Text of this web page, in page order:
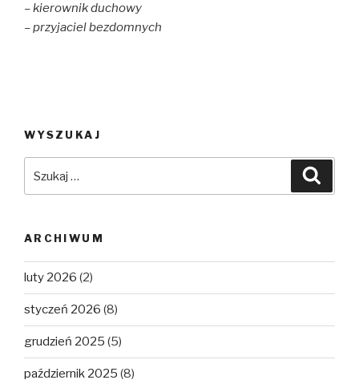
– kierownik duchowy
– przyjaciel bezdomnych
WYSZUKAJ
ARCHIWUM
luty 2026 (2)
styczeń 2026 (8)
grudzień 2025 (5)
październik 2025 (8)